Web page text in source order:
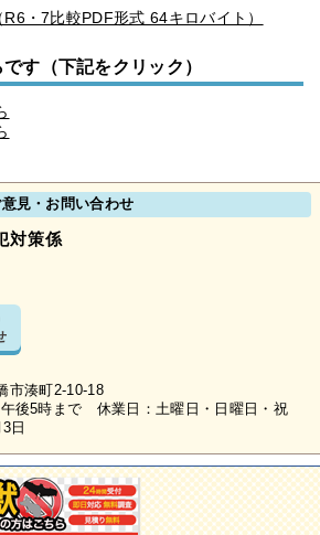
・7比較PDF形式 64キロバイト）
す（下記をクリック）
見・お問い合わせ
対策係
市湊町2-10-18
後5時まで 休業日：土曜日・日曜日・祝
日